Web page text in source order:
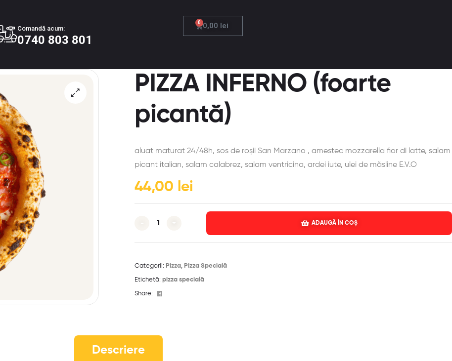
Comandă acum:
0740 803 801
0,00 lei
0
PIZZA INFERNO (foarte
picantă)
aluat maturat 24/48h, sos de roșii San Marzano , amestec mozzarella fior di latte, salam
picant italian, salam calabrez, salam ventricina, ardei iute, ulei de măsline E.V.O
44,00 lei
+ ADAUGĂ ÎN COȘ
Categorii: Pizza, Pizza Specială
Etichetă: pizza specială
Share:
Descriere